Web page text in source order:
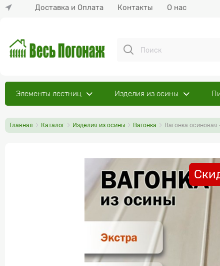
Доставка и Оплата Контакты О нас
Элементы лестниц Изделия из осины
Главная Каталог Изделия из осины Вагонка Вагонка